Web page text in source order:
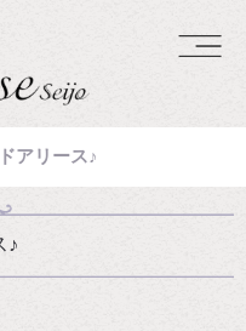
アリース♪
♪